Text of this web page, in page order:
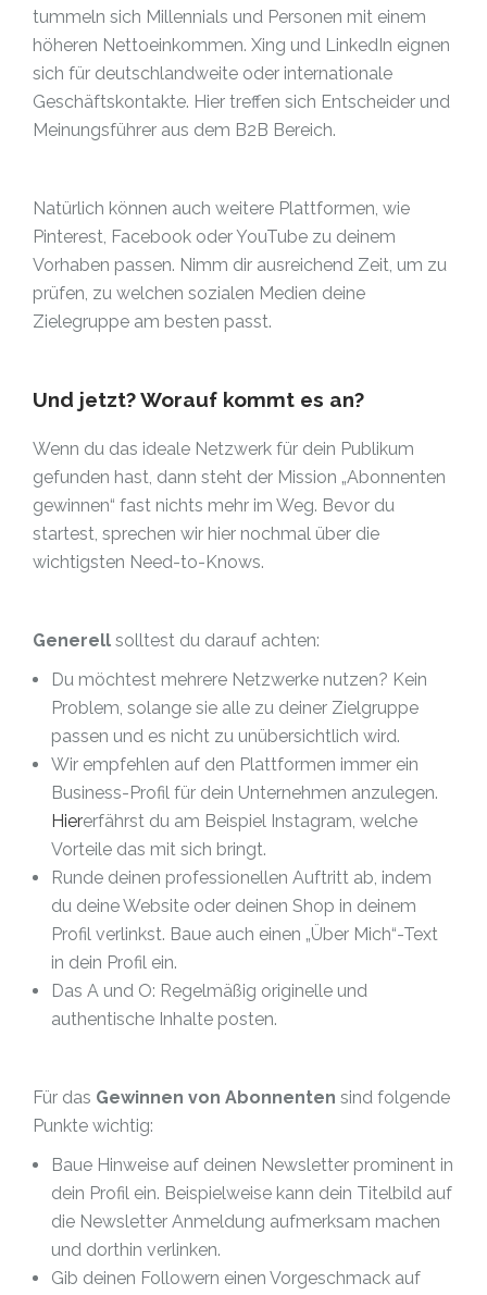
tummeln sich Millennials und Personen mit einem
höheren Nettoeinkommen. Xing und LinkedIn eignen
sich für deutschlandweite oder internationale
Geschäftskontakte. Hier treffen sich Entscheider und
Meinungsführer aus dem B2B Bereich.
Natürlich können auch weitere Plattformen, wie
Pinterest, Facebook oder YouTube zu deinem
Vorhaben passen. Nimm dir ausreichend Zeit, um zu
prüfen, zu welchen sozialen Medien deine
Zielegruppe am besten passt.
Und jetzt? Worauf kommt es an?
Wenn du das ideale Netzwerk für dein Publikum
gefunden hast, dann steht der Mission „Abonnenten
gewinnen“ fast nichts mehr im Weg. Bevor du
startest, sprechen wir hier nochmal über die
wichtigsten Need-to-Knows.
Generell solltest du darauf achten:
Du möchtest mehrere Netzwerke nutzen? Kein
Problem, solange sie alle zu deiner Zielgruppe
passen und es nicht zu unübersichtlich wird.
Wir empfehlen auf den Plattformen immer ein
Business-Profil für dein Unternehmen anzulegen.
Hiererfährst du am Beispiel Instagram, welche
Vorteile das mit sich bringt.
Runde deinen professionellen Auftritt ab, indem
du deine Website oder deinen Shop in deinem
Profil verlinkst. Baue auch einen „Über Mich“-Text
in dein Profil ein.
Das A und O: Regelmäßig originelle und
authentische Inhalte posten.
Für das Gewinnen von Abonnenten sind folgende
Punkte wichtig:
Baue Hinweise auf deinen Newsletter prominent in
dein Profil ein. Beispielweise kann dein Titelbild auf
die Newsletter Anmeldung aufmerksam machen
und dorthin verlinken.
Gib deinen Followern einen Vorgeschmack auf